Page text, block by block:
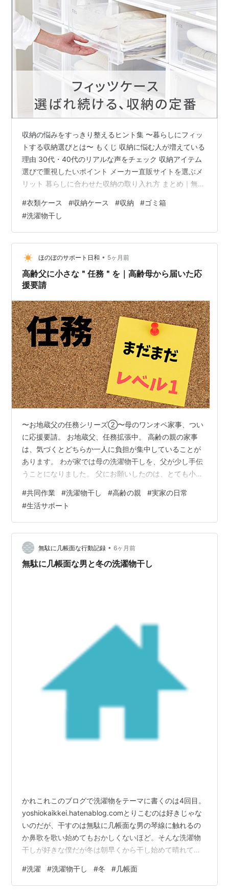
収納の悩みをすっきり整えるヒント集 〜暮らしにフィッ
トする収納選びとは〜 もくじ 収納に悩む人が増えている
理由 30代・40代のリアルな声をチェック 収納アイテム
選びで重視したいポイント メーカー直販サイトを選ぶメ
リット 暮らしに合わせた収納の取り入れ方 まとめ｜無理
由 最近、「部屋を片付けたい」「もっとスッキリ暮らし
たい」と感じている方が増えています。在宅時間の増加
やライフスタイルの変化によって、住まいの快適さを見
直す人が多くなりました。 特にこんな悩み、ありません
か？ 収納スペースが足りない 片付けてもすぐ散らかる
どんな収納用品を選べ…
#衣類ケース #収納ケース #収納 #ゴミ箱
#洗濯物干し
ほのぼのサポート日和 • 5ヶ月前
高齢父に小さな＂任務＂を｜高齢母から届いた応
援要請
〜お地蔵父の任務シリーズ②〜母のワンオペ家事、つい
に応援要請。 お地蔵父、任務拡張中。 高齢の親の家事
は、気づくとどちらか一人に負担が集中していることが
あります。 わが家では母の洗濯物干しを、父が少し手伝
うことになりました。 父にお願いしたのは、とても小さ
イル＂の父。 そんな父にも、毎日欠かさずこなしている
任務があります。 それが「戸締り確認」。 この任務はす
っかり定着し、どうやら次のステージへ進むことになり
ました。戸締り任務の記事はこちら honobono-support-
biyori.com 母のワンオペ家事の負担軽減 父が急にやる気
を出…
#共同作業 #洗濯物干し #高齢の親 #実家の日常
#生活サポート
無駄に几帳面な行動記録 • 6ヶ月前
無駄に几帳面な男と冬の洗濯物干し
かれこれこのブログで洗濯物をテーマに書くのは4回目。
yoshiokaikkei.hatenablog.comとりこむのは好きじゃな
いのだが、干すのは無駄に几帳面な男の琴線に触れるの
か鼻歌を歌い始めてもおかしくないほど。そんな洗濯物
干しが好きな僕だが冬は朝早くから干し始めて晴れてい
帳面な男としては、16時には全ての衣類を取り込みたい
ため定期的に改善を重ねてきた。そして今年の冬に編み
#洗濯 #洗濯物干し #冬 #几帳面